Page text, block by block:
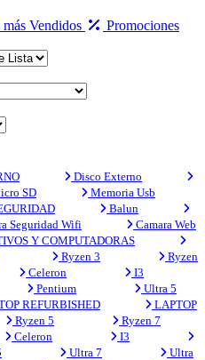
Vendidos
Promociones
Disco Externo
SD
Memoria Usb
Balun
Seguridad Wifi
Camara Web
Y COMPUTADORAS
Ryzen 3
Ryzen
Celeron
I3
Pentium
Ultra 5
REFURBISHED
LAPTOP
Ryzen 5
Ryzen 7
Celeron
I3
Ultra 7
Ultra